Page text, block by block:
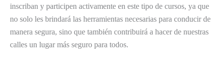
inscriban y participen activamente en este tipo de cursos, ya que
no solo les brindará las herramientas necesarias para conducir de
manera segura, sino que también contribuirá a hacer de nuestras
calles un lugar más seguro para todos.